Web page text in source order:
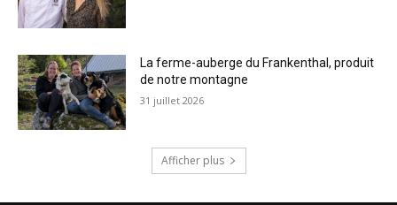
La ferme-auberge du Frankenthal, produit
de notre montagne
31 juillet 2026
Afficher plus